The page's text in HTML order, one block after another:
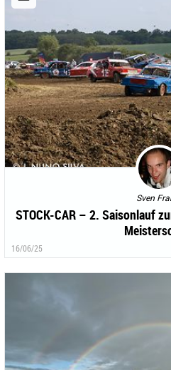
Sven
STOCK-CAR – 2. Saisonlauf
16/06/25